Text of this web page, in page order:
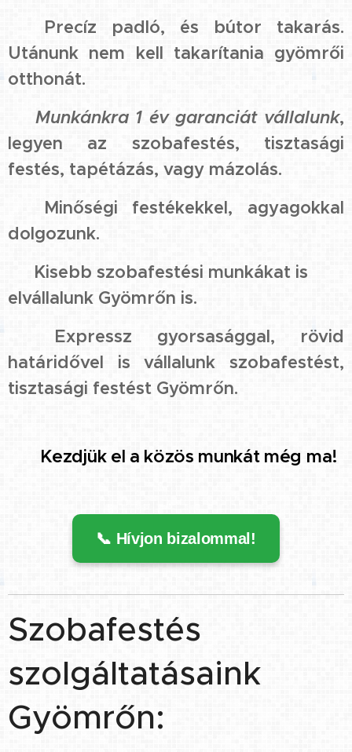
☑️ Precíz padló, és bútor takarás.
Utánunk nem kell takarítania gyömrői
otthonát.
☑️Munkánkra 1 év garanciát vállalunk,
legyen az szobafestés, tisztasági
festés, tapétázás, vagy mázolás.
☑️ Minőségi festékekkel, agyagokkal
dolgozunk.
☑️ Kisebb szobafestési munkákat is
elvállalunk Gyömrőn is.
☑️ Expressz gyorsasággal, rövid
határidővel is vállalunk szobafestést,
tisztasági festést Gyömrőn.
👉 Kezdjük el a közös munkát még ma!
📞 Hívjon bizalommal!
Szobafestés
szolgáltatásaink
Gyömrőn: